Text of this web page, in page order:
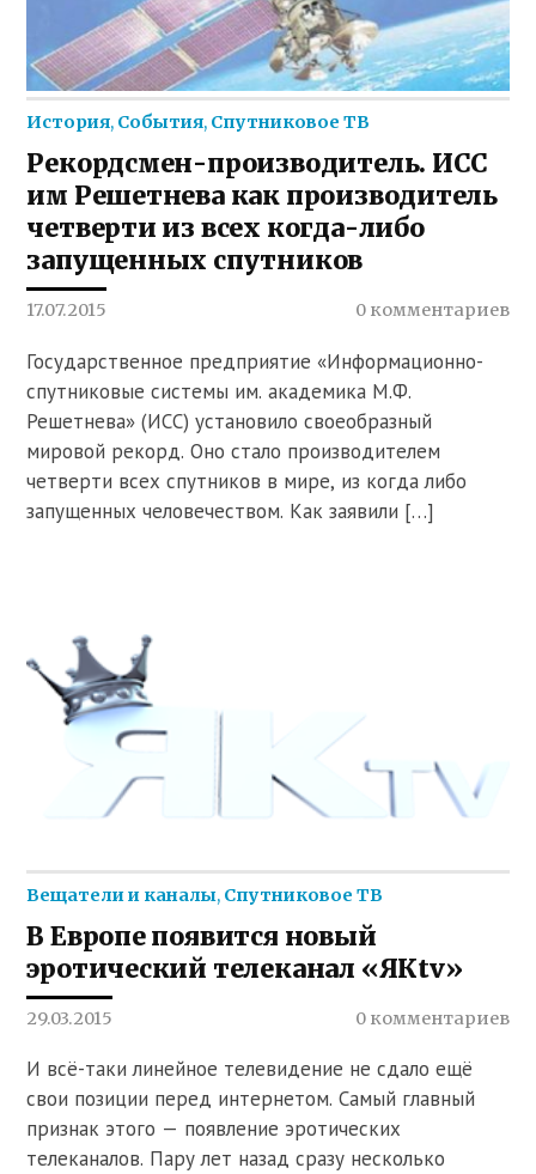
История, События, Спутниковое ТВ
Рекордсмен-производитель. ИСС
им Решетнева как производитель
четверти из всех когда-либо
запущенных спутников
17.07.2015 0 комментариев
Государственное предприятие «Информационно-
спутниковые системы им. академика М.Ф.
Решетнева» (ИСС) установило своеобразный
мировой рекорд. Оно стало производителем
четверти всех спутников в мире, из когда либо
запущенных человечеством. Как заявили […]
Вещатели и каналы, Спутниковое ТВ
В Европе появится новый
эротический телеканал «ЯКtv»
29.03.2015 0 комментариев
И всё-таки линейное телевидение не сдало ещё
свои позиции перед интернетом. Самый главный
признак этого — появление эротических
телеканалов. Пару лет назад сразу несколько